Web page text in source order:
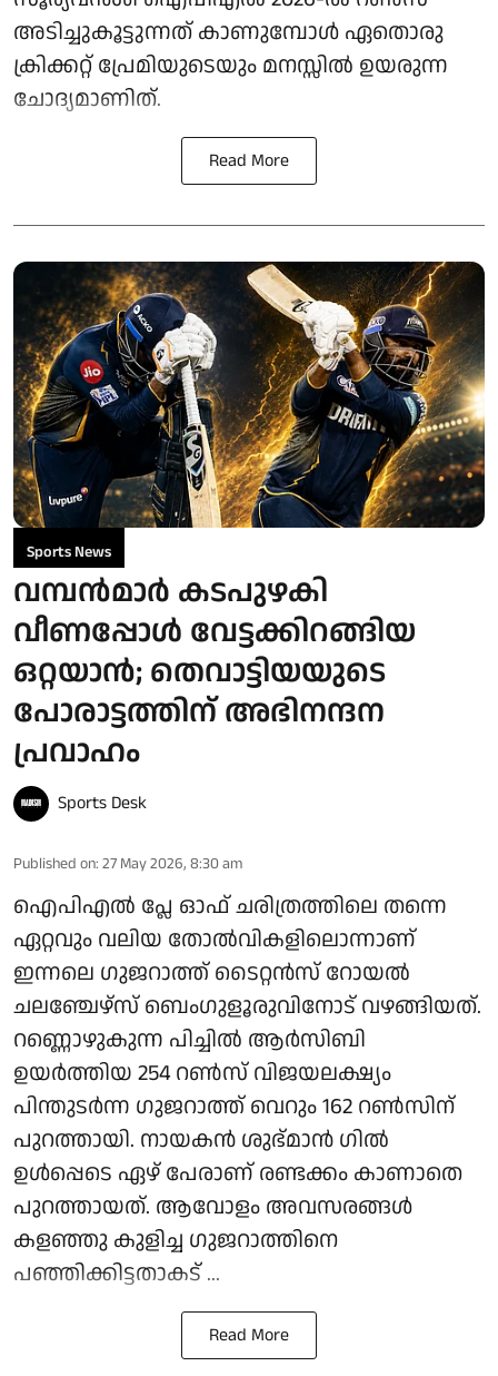
അടിച്ചുകൂട്ടുന്നത് കാണുമ്പോള്‍ ഏതൊരു
ക്രിക്കറ്റ് പ്രേമിയുടെയും മനസ്സില്‍ ഉയരുന്ന
ചോദ്യമാണിത്.
Read More
Sports News
വമ്പന്‍മാർ കടപുഴകി
വീണപ്പോള്‍ വേട്ടക്കിറങ്ങിയ
ഒറ്റയാന്‍; തെവാട്ടിയയുടെ
പോരാട്ടത്തിന് അഭിനന്ദന
പ്രവാഹം
Sports Desk
Published on: 27 May 2026, 8:30 am
ഐപിഎല്‍ പ്ലേ ഓഫ് ചരിത്രത്തിലെ തന്നെ
ഏറ്റവും വലിയ തോല്‍വികളിലൊന്നാണ്
ഇന്നലെ ഗുജറാത്ത് ടൈറ്റന്‍സ് റോയല്‍
ചലഞ്ചേഴ്‌സ് ബെംഗുളൂരുവിനോട് വഴങ്ങിയത്.
റണ്ണൊഴുകുന്ന പിച്ചില്‍ ആര്‍സിബി
ഉയര്‍ത്തിയ 254 റണ്‍സ് വിജയലക്ഷ്യം
പിന്തുടര്‍ന്ന ഗുജറാത്ത് വെറും 162 റണ്‍സിന്
പുറത്തായി. നായകന്‍ ശുഭ്മാന്‍ ഗില്‍
ഉള്‍പ്പെടെ ഏഴ് പേരാണ് രണ്ടക്കം കാണാതെ
പുറത്തായത്. ആവോളം അവസരങ്ങള്‍
കളഞ്ഞു കുളിച്ച ഗുജറാത്തിനെ
പഞ്ഞിക്കിട്ടതാകട് ...
Read More